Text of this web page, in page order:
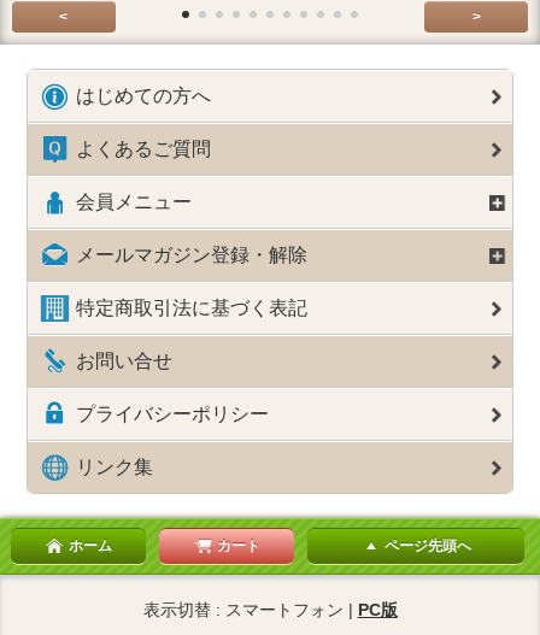
< >
はじめての方へ
よくあるご質問
会員メニュー
メールマガジン登録・解除
特定商取引法に基づく表記
お問い合せ
プライバシーポリシー
リンク集
ホーム カート ページ先頭へ
表示切替 : スマートフォン | PC版